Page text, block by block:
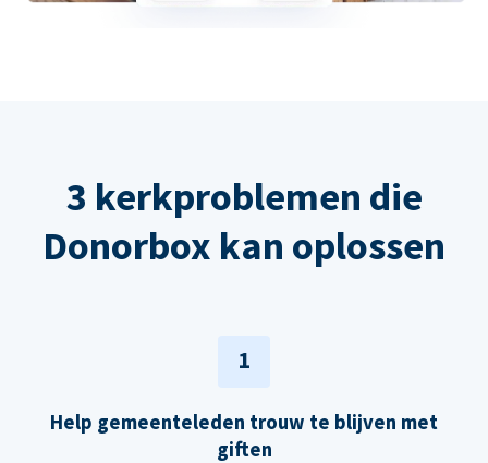
3 kerkproblemen die
Donorbox kan oplossen
1
Help gemeenteleden trouw te blijven met
giften